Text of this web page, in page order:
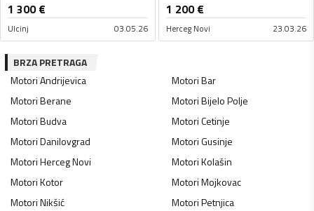
1 300€
Ulcinj 03.05.26
1 200€
Herceg Novi 23.03.26
BRZA PRETRAGA
MotoriAndrijevica MotoriBar
MotoriBerane MotoriBijelo Polje
MotoriBudva MotoriCetinje
MotoriDanilovgrad MotoriGusinje
MotoriHerceg Novi MotoriKolašin
MotoriKotor MotoriMojkovac
MotoriNikšić MotoriPetnjica